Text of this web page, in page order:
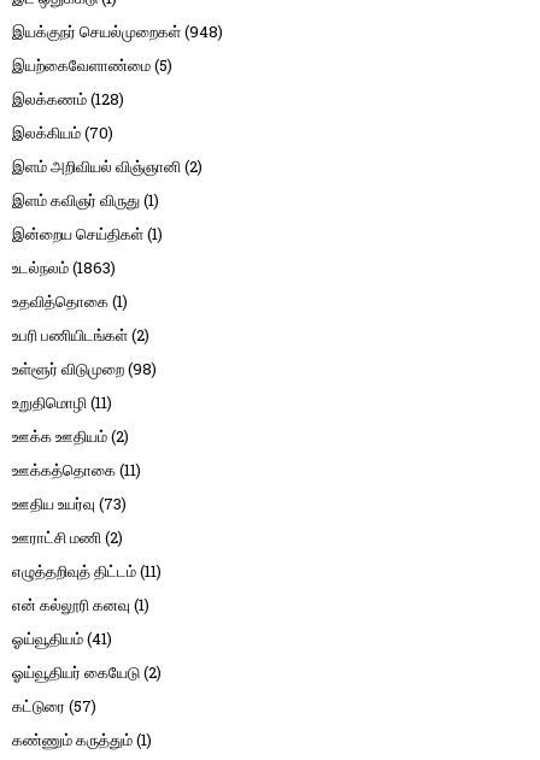
இயக்குநர் செயல்முறைகள்(948)
இயற்கைவேளாண்மை(5)
இலக்கணம்(128)
இலக்கியம்(70)
இளம் அறிவியல் விஞ்ஞானி(2)
இளம் கவிஞர் விருது(1)
இன்றைய செய்திகள்(1)
உடல்நலம்(1863)
உதவித்தொகை(1)
உபரி பணியிடங்கள்(2)
உள்ளூர் விடுமுறை(98)
உறுதிமொழி(11)
ஊக்க ஊதியம்(2)
ஊக்கத்தொகை(11)
ஊதிய உயர்வு (73)
ஊராட்சி மணி(2)
எழுத்தறிவுத் திட்டம்(11)
என் கல்லூரி கனவு (1)
ஓய்வூதியம்(41)
ஓய்வூதியர் கையேடு(2)
கட்டுரை (57)
கண்ணும் கருத்தும்(1)